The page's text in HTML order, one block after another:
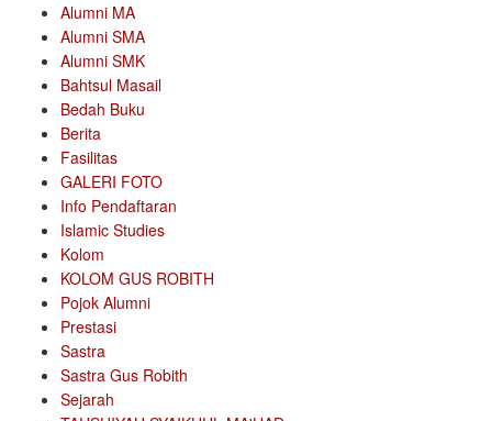
Alumni MA
Alumni SMA
Alumni SMK
Bahtsul Masail
Bedah Buku
Berita
Fasilitas
GALERI FOTO
Info Pendaftaran
Islamic Studies
Kolom
KOLOM GUS ROBITH
Pojok Alumni
Prestasi
Sastra
Sastra Gus Robith
Sejarah